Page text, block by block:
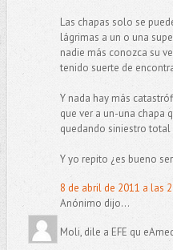
Las chapas solo se
lágrimas a un o una
nadie más conozca su
tenido suerte de
Y nada hay más
que ver a un-una chapa
quedando siniestro total
Y yo repito ¿es bueno
8 de abril de 2011 a las
Anónimo dijo...
Moli, dile a EFE qu